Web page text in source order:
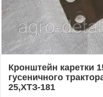
Кронштейн каретки
гусеничного
25,ХТЗ-181